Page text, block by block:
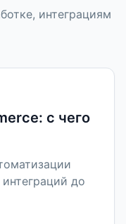
интеграциям
с чего
до